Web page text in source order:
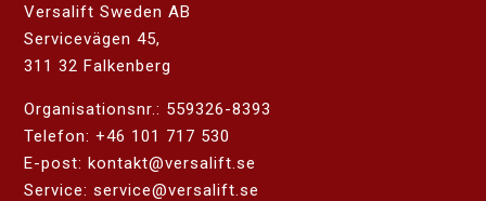
Versalift Sweden AB
Servicevägen 45,
311 32 Falkenberg
Organisationsnr.: 559326-8393
Telefon:+46 101 717 530
E-post:kontakt@versalift.se
Service:service@versalift.se